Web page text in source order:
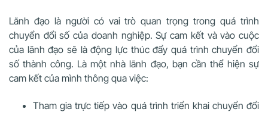
Lãnh đạo là người có vai trò quan trọng trong quá trình
chuyển đổi số của doanh nghiệp. Sự cam kết và vào cuộc
của lãnh đạo sẽ là động lực thúc đẩy quá trình chuyển đổi
số thành công. Là một nhà lãnh đạo, bạn cần thể hiện sự
cam kết của mình thông qua việc:
Tham gia trực tiếp vào quá trình triển khai chuyển đổi